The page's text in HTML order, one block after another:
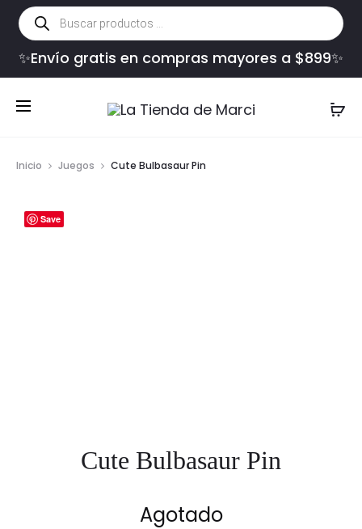
Búsqueda
de
productos
✨Envío gratis en compras mayores a $899✨
Inicio Juegos Cute Bulbasaur Pin
Save
Cute Bulbasaur Pin
Agotado